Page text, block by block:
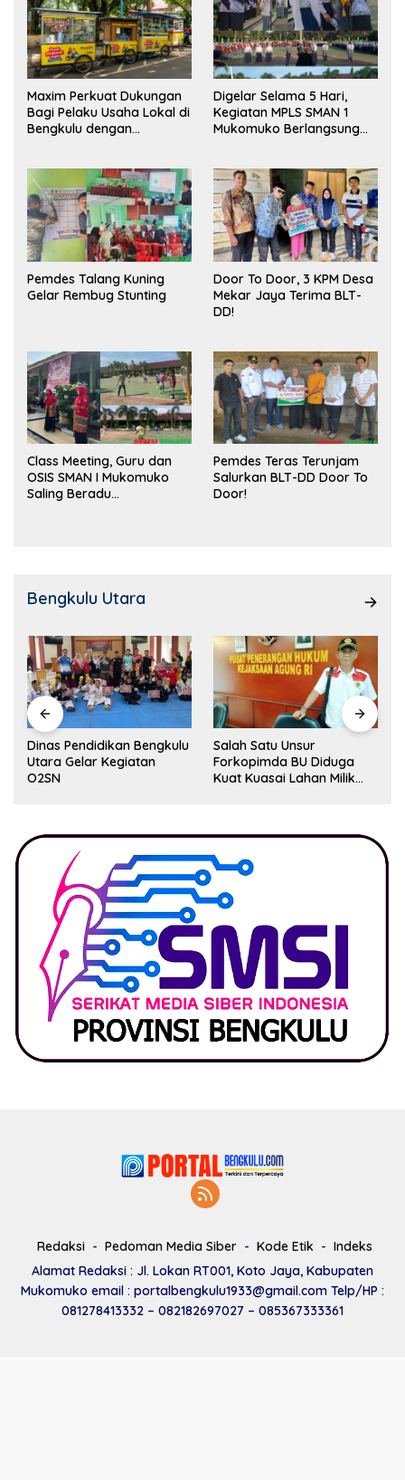
Maxim Perkuat Dukungan
Bagi Pelaku Usaha Lokal di
Bengkulu dengan
Pasar
Digelar Selama 5 Hari,
Kegiatan MPLS SMAN 1
Mukomuko Berlangsung
Pemdes Talang Kuning
Gelar Rembug Stunting
Door To Door, 3 KPM Desa
Mekar Jaya Terima BLT-
DD!
Class Meeting, Guru dan
OSIS SMAN I Mukomuko
Saling Beradu
Pemdes Teras Terunjam
Salurkan BLT-DD Door To
Door!
Bengkulu Utara
Dinas Pendidikan Bengkulu
Utara Gelar Kegiatan
O2SN
Salah Satu Unsur
Forkopimda BU Diduga
Kuat Kuasai Lahan Milik
Redaksi Pedoman Media Siber Kode Etik
Indeks
Alamat Redaksi : Jl. Lokan RT001, Koto Jaya, Kabupaten
Mukomuko email : portalbengkulu1933@gmail.com Telp/HP :
081278413332 – 082182697027 – 085367333361